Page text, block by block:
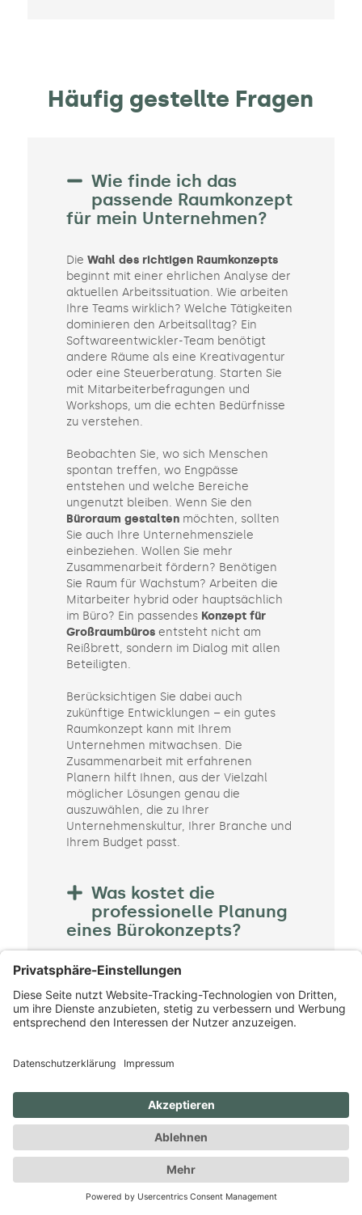
Häufig gestellte Fragen
Wie finde ich das
passende Raumkonzept
für mein Unternehmen?
Die Wahl des richtigen Raumkonzepts
beginnt mit einer ehrlichen Analyse der
aktuellen Arbeitssituation. Wie arbeiten
Ihre Teams wirklich? Welche Tätigkeiten
dominieren den Arbeitsalltag? Ein
Softwareentwickler-Team benötigt
andere Räume als eine Kreativagentur
oder eine Steuerberatung. Starten Sie
mit Mitarbeiterbefragungen und
Workshops, um die echten Bedürfnisse
zu verstehen.
Beobachten Sie, wo sich Menschen
spontan treffen, wo Engpässe
entstehen und welche Bereiche
ungenutzt bleiben. Wenn Sie den
Büroraum gestaltenmöchten, sollten
Sie auch Ihre Unternehmensziele
einbeziehen. Wollen Sie mehr
Zusammenarbeit fördern? Benötigen
Sie Raum für Wachstum? Arbeiten die
Mitarbeiter hybrid oder hauptsächlich
im Büro? Ein passendes Konzept für
Großraumbürosentsteht nicht am
Reißbrett, sondern im Dialog mit allen
Beteiligten.
Berücksichtigen Sie dabei auch
zukünftige Entwicklungen – ein gutes
Raumkonzept kann mit Ihrem
Unternehmen mitwachsen. Die
Zusammenarbeit mit erfahrenen
Planern hilft Ihnen, aus der Vielzahl
möglicher Lösungen genau die
auszuwählen, die zu Ihrer
Unternehmenskultur, Ihrer Branche und
Ihrem Budget passt.
Was kostet die
professionelle Planung
eines Bürokonzepts?
Wie lange dauert die
Umsetzung eines neuen
Raumkonzepts?
Akustik bei der
Raumplanung?
Wie bereite ich mein
Team auf ein neues
Raumkonzept vor?